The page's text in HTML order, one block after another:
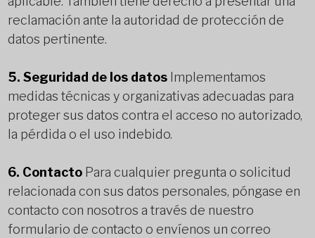
reclamación ante la autoridad de protección de
datos pertinente.
5. Seguridad de los datosImplementamos
medidas técnicas y organizativas adecuadas para
proteger sus datos contra el acceso no autorizado,
la pérdida o el uso indebido.
6. ContactoPara cualquier pregunta o solicitud
relacionada con sus datos personales, póngase en
contacto con nosotros a través de nuestro
formulario de contacto o envíenos un correo